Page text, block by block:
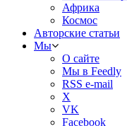
Африка
Космос
Авторские статьи
Мы
О сайте
Мы в Feedly
RSS e-mail
X
VK
Facebook